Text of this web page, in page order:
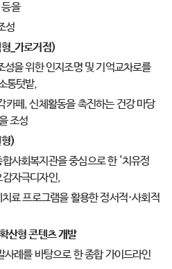
을
성
_가로거점)
을 위한 인지조명 및 기억교차로를
통텃밭,
페, 신체활동을 촉진하는 건강 마당
조성
)
사회복지관을 중심으로 한 '치유정
자극디자인,
프로그램을 활용한 정서적·사회적
산형 콘텐츠 개발
례를 바탕으로 한 종합 가이드라인